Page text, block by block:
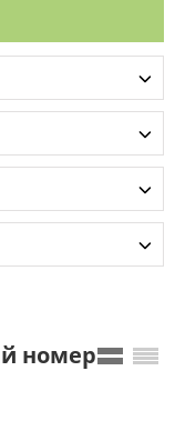
номер